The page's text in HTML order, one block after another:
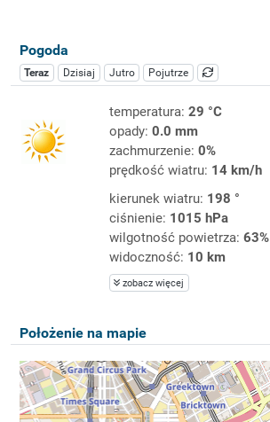
Pogoda
Teraz Dzisiaj Jutro Pojutrze
temperatura: 29 °C
opady: 0.0 mm
zachmurzenie: 0%
prędkość wiatru: 14 km/h
kierunek wiatru: 198 °
ciśnienie: 1015 hPa
wilgotność powietrza: 63%
widoczność: 10 km
zobacz więcej
Położenie na mapie